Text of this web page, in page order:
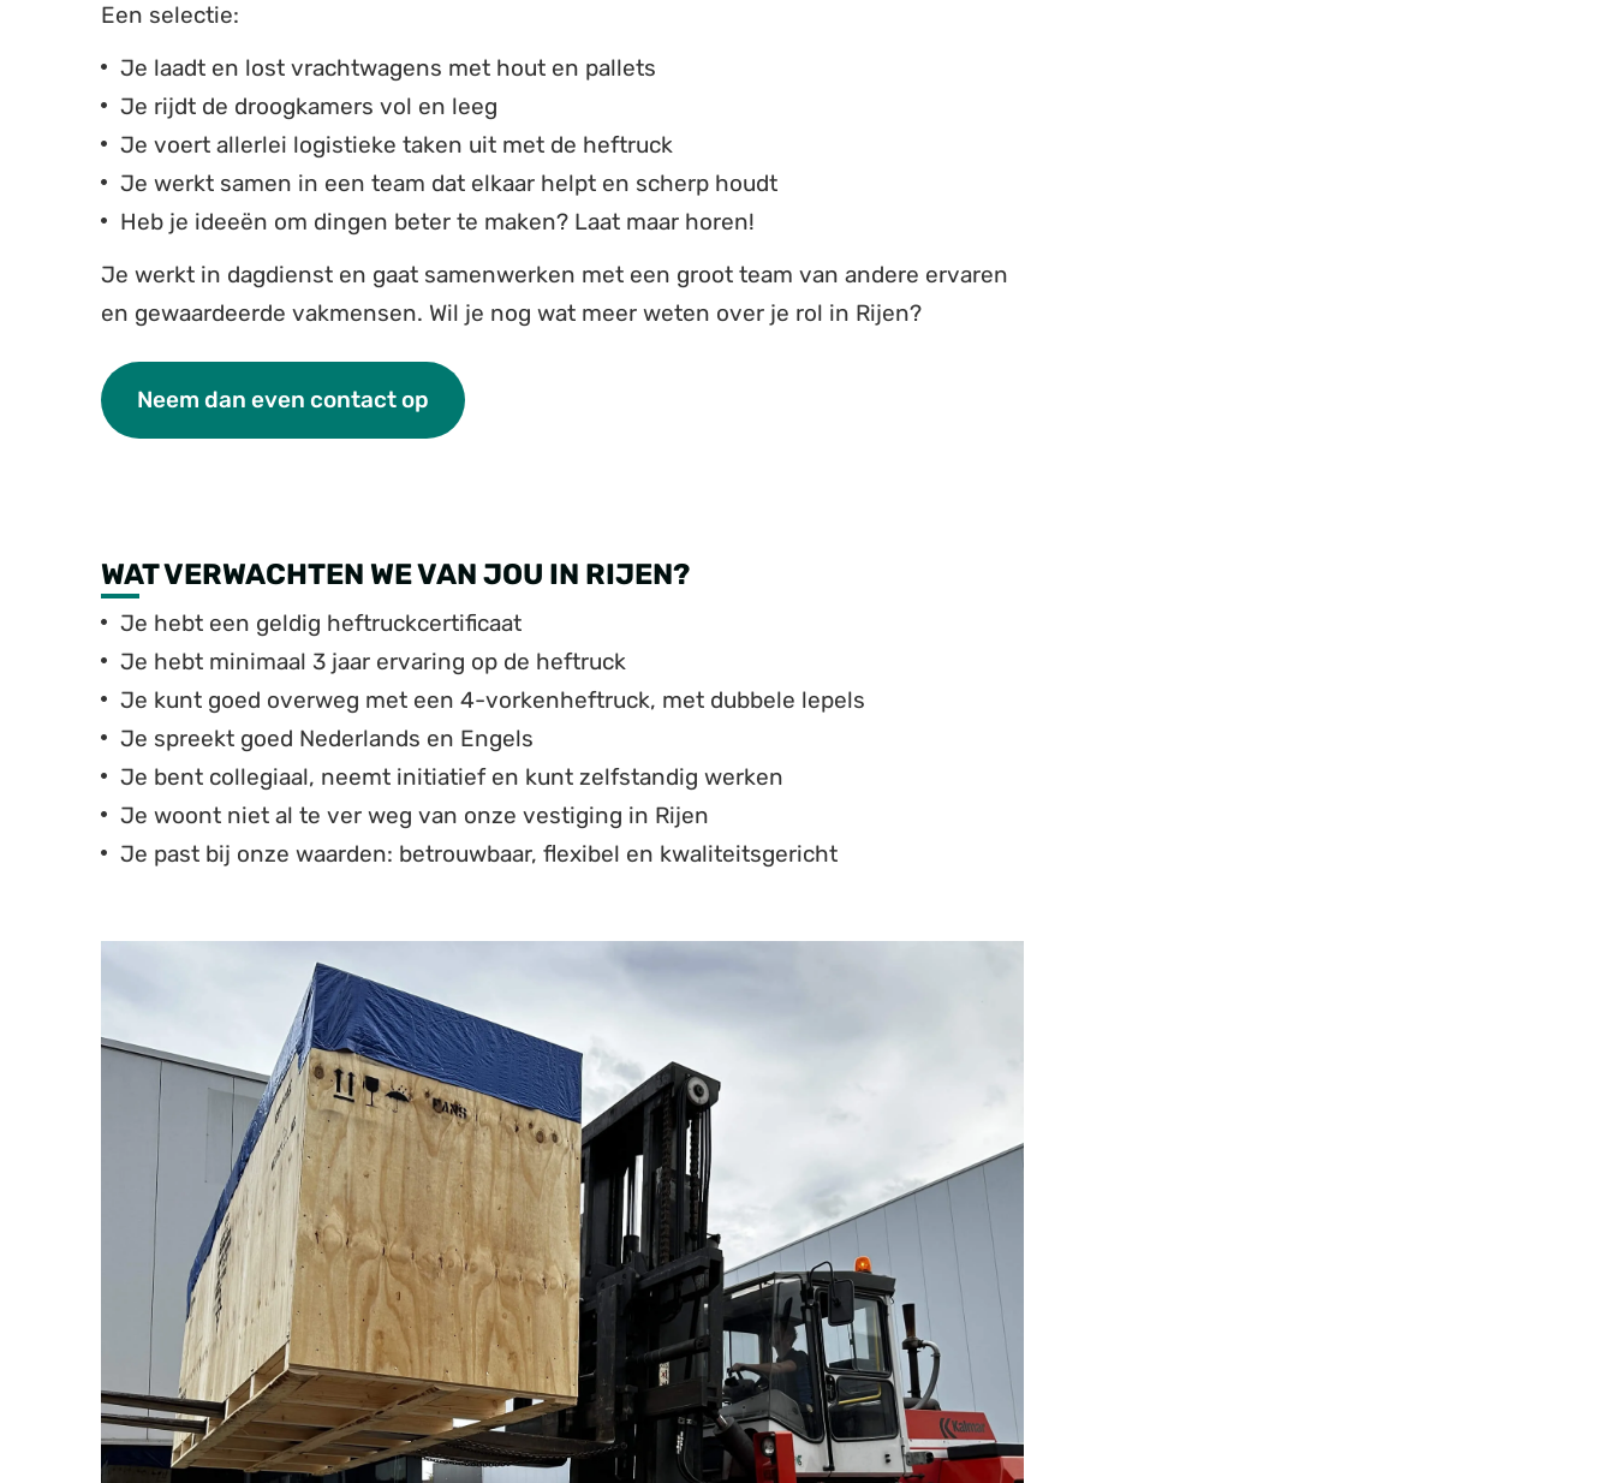
Een selectie:
Je laadt en lost vrachtwagens met hout en pallets
Je rijdt de droogkamers vol en leeg
Je voert allerlei logistieke taken uit met de heftruck
Je werkt samen in een team dat elkaar helpt en scherp houdt
Heb je ideeën om dingen beter te maken? Laat maar horen!
Je werkt in dagdienst en gaat samenwerken met een groot team van andere ervaren
en gewaardeerde vakmensen. Wil je nog wat meer weten over je rol in Rijen?
Neem dan even contact op
WAT VERWACHTEN WE VAN JOU IN RIJEN?
Je hebt een geldig heftruckcertificaat
Je hebt minimaal 3 jaar ervaring op de heftruck
Je kunt goed overweg met een 4-vorkenheftruck, met dubbele lepels
Je spreekt goed Nederlands en Engels
Je bent collegiaal, neemt initiatief en kunt zelfstandig werken
Je woont niet al te ver weg van onze vestiging in Rijen
Je past bij onze waarden: betrouwbaar, flexibel en kwaliteitsgericht